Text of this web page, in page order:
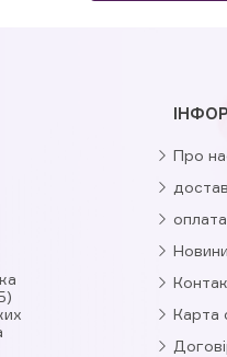
Про
оплата
Новини
Карта